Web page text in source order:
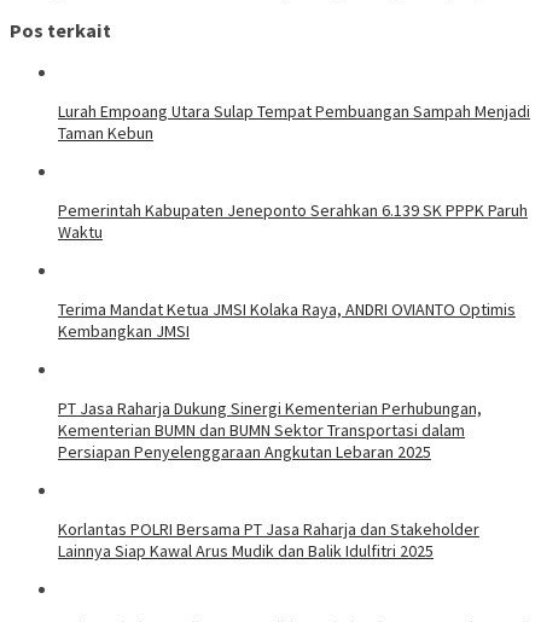
Pos terkait
Lurah Empoang Utara Sulap Tempat Pembuangan Sampah Menjadi
Taman Kebun
Pemerintah Kabupaten Jeneponto Serahkan 6.139 SK PPPK Paruh
Waktu
Terima Mandat Ketua JMSI Kolaka Raya, ANDRI OVIANTO Optimis
Kembangkan JMSI
PT Jasa Raharja Dukung Sinergi Kementerian Perhubungan,
Kementerian BUMN dan BUMN Sektor Transportasi dalam
Persiapan Penyelenggaraan Angkutan Lebaran 2025
Korlantas POLRI Bersama PT Jasa Raharja dan Stakeholder
Lainnya Siap Kawal Arus Mudik dan Balik Idulfitri 2025